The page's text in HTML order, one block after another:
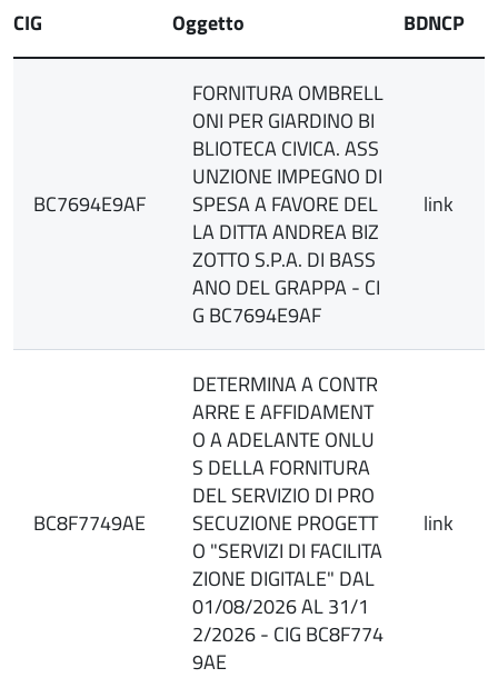
CIG Oggetto BDNCP
BC7694E9AF
FORNITURA OMBRELL
ONI PER GIARDINO BI
BLIOTECA CIVICA. ASS
UNZIONE IMPEGNO DI
SPESA A FAVORE DEL
LA DITTA ANDREA BIZ
ZOTTO S.P.A. DI BASS
ANO DEL GRAPPA - CI
G BC7694E9AF
link
BC8F7749AE
DETERMINA A CONTR
ARRE E AFFIDAMENT
O A ADELANTE ONLU
S DELLA FORNITURA
DEL SERVIZIO DI PRO
SECUZIONE PROGETT
O "SERVIZI DI FACILITA
ZIONE DIGITALE" DAL
01/08/2026 AL 31/1
2/2026 - CIG BC8F774
9AE
link